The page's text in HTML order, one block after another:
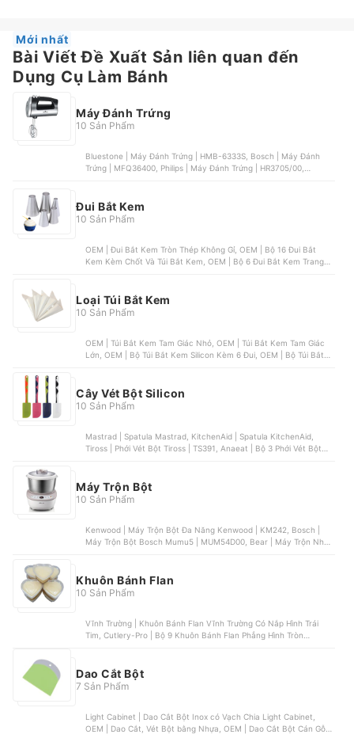
Mới nhất
Bài Viết Đề Xuất Sản liên quan đến
Dụng Cụ Làm Bánh
Máy Đánh Trứng
10 Sản Phẩm
Bluestone | Máy Đánh Trứng | HMB-6333S, Bosch | Máy Đánh
Trứng | MFQ36400, Philips | Máy Đánh Trứng | HR3705/00,
Đui Bắt Kem
10 Sản Phẩm
OEM | Đui Bắt Kem Tròn Thép Không Gỉ, OEM | Bộ 16 Đui Bắt
Kem Kèm Chốt Và Túi Bắt Kem, OEM | Bộ 6 Đui Bắt Kem Trang Trí
Loại Túi Bắt Kem
10 Sản Phẩm
OEM | Túi Bắt Kem Tam Giác Nhỏ, OEM | Túi Bắt Kem Tam Giác
Lớn, OEM | Bộ Túi Bắt Kem Silicon Kèm 6 Đui, OEM | Bộ Túi Bắt
Cây Vét Bột Silicon
10 Sản Phẩm
Mastrad | Spatula Mastrad, KitchenAid | Spatula KitchenAid,
Tiross | Phới Vét Bột Tiross | TS391, Anaeat | Bộ 3 Phới Vét Bột
Máy Trộn Bột
10 Sản Phẩm
Kenwood | Máy Trộn Bột Đa Năng Kenwood | KM242, Bosch |
Máy Trộn Bột Bosch Mumu5 | MUM54D00, Bear | Máy Trộn Nhào
Khuôn Bánh Flan
10 Sản Phẩm
Vĩnh Trường | Khuôn Bánh Flan Vĩnh Trường Có Nắp Hình Trái
Tim, Cutlery-Pro | Bộ 9 Khuôn Bánh Flan Phẳng Hình Tròn
Quai Cầm
Dao Cắt Bột
7 Sản Phẩm
Light Cabinet | Dao Cắt Bột Inox có Vạch Chia Light Cabinet,
OEM | Dao Cắt, Vét Bột bằng Nhựa, OEM | Dao Cắt Bột Cán Gỗ,